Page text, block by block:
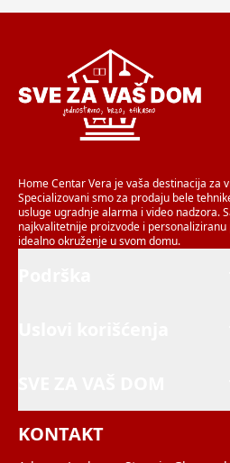
Home Centar Vera je vaša destinacija za
Specializovani smo za prodaju bele
usluge ugradnje alarma i video nadzora.
najkvalitetnije proizvode i
idealno okruženje u svom domu.
KONTAKT